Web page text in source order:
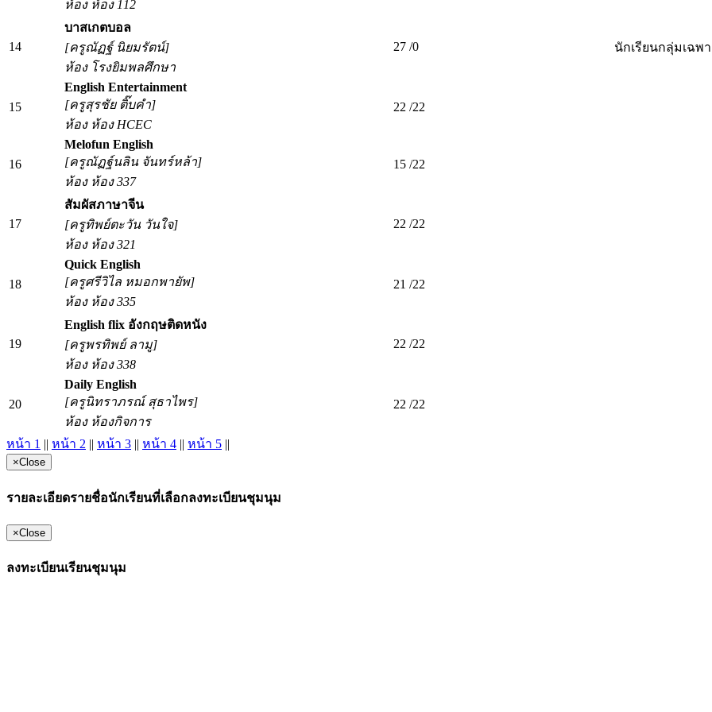
ห้อง ห้อง 112
14
บาสเกตบอล
[ครูณัฏฐ์ นิยมรัตน์]
ห้อง โรงยิมพลศึกษา
27 /0 นักเรียนกลุ่มเฉพ
15
English Entertainment
[ครูสุรชัย ติ๊บคำ]
ห้อง ห้อง HCEC
22 /22
16
Melofun English
[ครูณัฏฐ์นลิน จันทร์หล้า]
ห้อง ห้อง 337
15 /22
17
สัมผัสภาษาจีน
[ครูทิพย์ตะวัน วันใจ]
ห้อง ห้อง 321
22 /22
18
Quick English
[ครูศรีวิไล หมอกพายัพ]
ห้อง ห้อง 335
21 /22
19
English flix อังกฤษติดหนัง
[ครูพรทิพย์ ลามู]
ห้อง ห้อง 338
22 /22
20
Daily English
[ครูนิทราภรณ์ สุธาไพร]
ห้อง ห้องกิจการ
22 /22
หน้า 1 || หน้า 2 || หน้า 3 || หน้า 4 || หน้า 5 ||
×Close
รายละเอียดรายชื่อนักเรียนที่เลือกลงทะเบียนชุมนุม
×Close
ลงทะเบียนเรียนชุมนุม